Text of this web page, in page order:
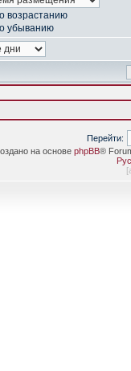
возрастанию
убыванию
Перейти:
на основе phpBB®
[